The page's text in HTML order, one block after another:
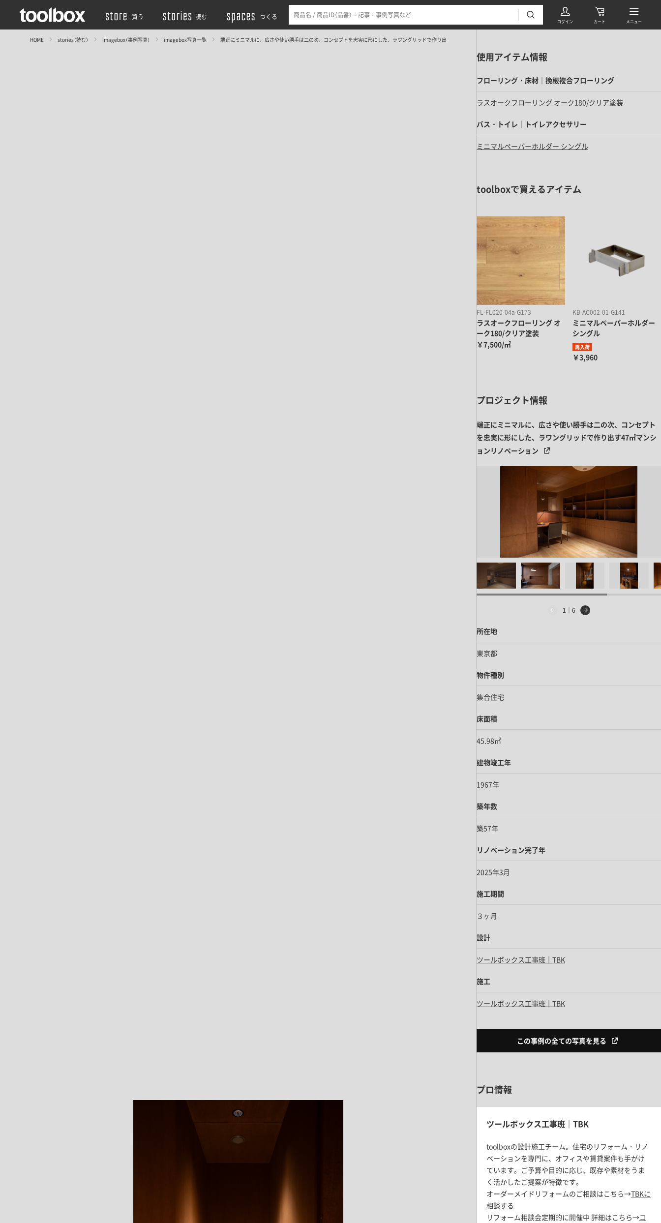
買う 読む つくる
HOME stories（読む） imagebox（事例写真） imagebox写真一覧 端正にミニマルに、広さや使い勝手は二の次、コンセプトを忠実に形にした、ラワングリッドで作り出す47㎡マンションリノベーション vol.4
使用アイテム情報
フローリング・床材｜挽板複合フローリング
ラスオークフローリング オーク180/クリア塗装
バス・トイレ｜トイレアクセサリー
ミニマルペーパーホルダー シングル
toolboxで買えるアイテム
FL-FL020-04a-G173
ラスオークフローリング オ
ーク180/クリア塗装
￥7,500/㎡
KB-AC002-01-G141
ミニマルペーパーホルダー
シングル
再入荷
￥3,960
プロジェクト情報
端正にミニマルに、広さや使い勝手は二の次、コンセプト
を忠実に形にした、ラワングリッドで作り出す47㎡マンシ
ョンリノベーション
1｜6
所在地
東京都
物件種別
集合住宅
床面積
45.98㎡
建物竣工年
1967年
築年数
築57年
リノベーション完了年
2025年3月
施工期間
３ヶ月
設計
ツールボックス工事班｜TBK
施工
ツールボックス工事班｜TBK
この事例の全ての写真を見る
プロ情報
ツールボックス工事班｜TBK
toolboxの設計施工チーム。住宅のリフォーム・リノ
ベーションを専門に、オフィスや賃貸案件も手がけ
ています。ご予算や目的に応じ、既存や素材をうま
く活かしたご提案が特徴です。
オーダーメイドリフォームのご相談はこちら→TBKに
相談する
リフォーム相談会定期的に開催中 詳細はこちら→コ
無垢フローリング
カーペット・床タイル・畳
四角形タイル
内装壁材 すべて
キッチン天板・シンク
キッチンパネル
キッチン収納
キッチンアクセサリー
洗面 すべて
洗面ボウル・洗面台
カウンター天板
洗面アクセサリー
ランドリーパーツ
バス・トイレ すべて
手洗い器
トイレアクセサリー
パーツ・ハードウェア すべて
タオル掛け・バー
ペーパーホルダー
ハンガーパイプ
手摺
棚パーツ・ラック すべて
棚受け
椅子・スツール
姿見・鏡
建具 すべて
ドア・扉
建具金物
カーテン
カーテンレール
ブラインド
照明・スイッチ すべて
ペンダント・シーリング
直付・ブラケット照明
コンセント照明
レール・スポットライト
照明パーツ
電球
スイッチ
塗料 すべて
室内壁塗料
木部用塗料
その他塗料
エクステリア すべて
ポスト
表札・サイン
DIY すべて
DIYアイテム
道具・工具
その他いろいろ すべて